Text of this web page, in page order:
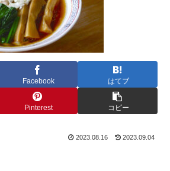
Facebook はてブ
Pinterest コピー
2023.08.16 2023.09.04